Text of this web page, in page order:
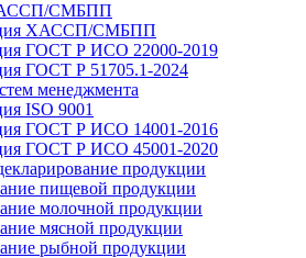
СМБПП
ХАССП/СМБПП
ГОСТ Р ИСО 22000-2019
ГОСТ Р 51705.1-2024
менеджмента
ISO 9001
ГОСТ Р ИСО 14001-2016
ГОСТ Р ИСО 45001-2020
продукции
пищевой продукции
молочной продукции
мясной продукции
рыбной продукции